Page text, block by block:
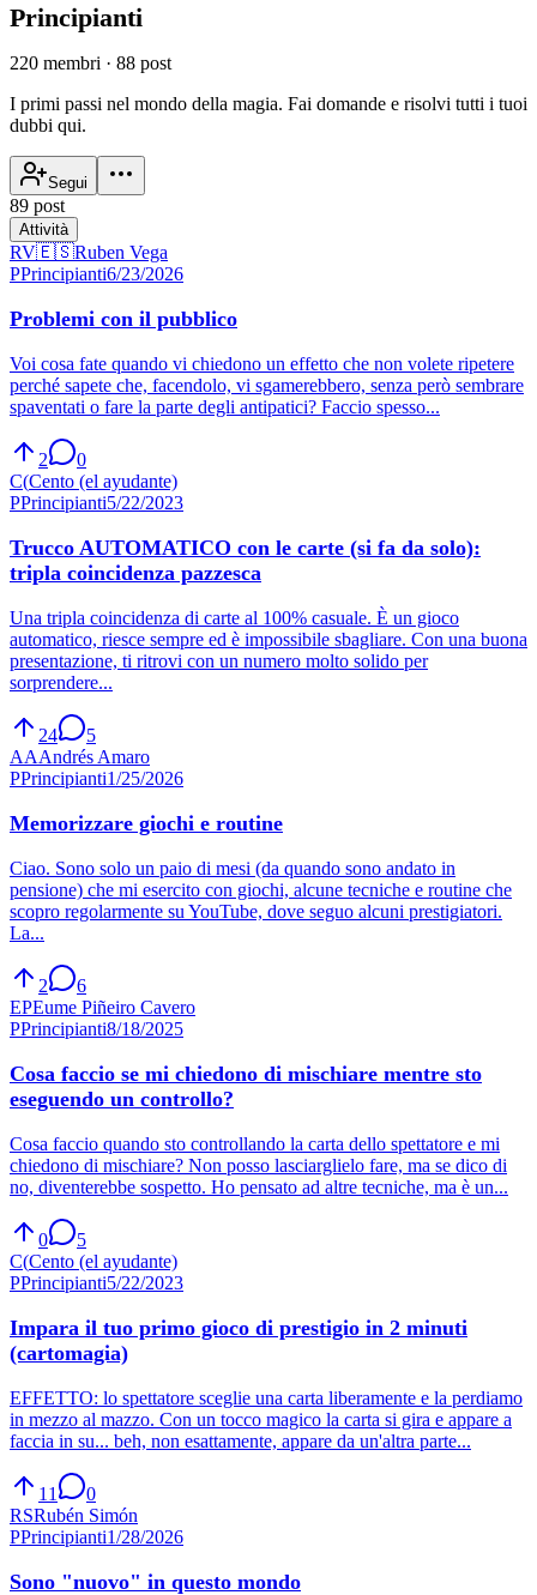
Principianti
220 membri · 88 post
I primi passi nel mondo della magia. Fai domande e risolvi tutti i tuoi
dubbi qui.
Segui
89 post
Attività
RV🇪🇸Ruben Vega
PPrincipianti6/23/2026
Problemi con il pubblico
Voi cosa fate quando vi chiedono un effetto che non volete ripetere
perché sapete che, facendolo, vi sgamerebbero, senza però sembrare
spaventati o fare la parte degli antipatici? Faccio spesso...
2
0
C(Cento (el ayudante)
PPrincipianti5/22/2023
Trucco AUTOMATICO con le carte (si fa da solo):
tripla coincidenza pazzesca
Una tripla coincidenza di carte al 100% casuale. È un gioco
automatico, riesce sempre ed è impossibile sbagliare. Con una buona
presentazione, ti ritrovi con un numero molto solido per
sorprendere...
24
5
AAAndrés Amaro
PPrincipianti1/25/2026
Memorizzare giochi e routine
Ciao. Sono solo un paio di mesi (da quando sono andato in
pensione) che mi esercito con giochi, alcune tecniche e routine che
scopro regolarmente su YouTube, dove seguo alcuni prestigiatori.
La...
2
6
EPEume Piñeiro Cavero
PPrincipianti8/18/2025
Cosa faccio se mi chiedono di mischiare mentre sto
eseguendo un controllo?
Cosa faccio quando sto controllando la carta dello spettatore e mi
chiedono di mischiare? Non posso lasciarglielo fare, ma se dico di
no, diventerebbe sospetto. Ho pensato ad altre tecniche, ma è un...
0
5
C(Cento (el ayudante)
PPrincipianti5/22/2023
Impara il tuo primo gioco di prestigio in 2 minuti
(cartomagia)
EFFETTO: lo spettatore sceglie una carta liberamente e la perdiamo
in mezzo al mazzo. Con un tocco magico la carta si gira e appare a
faccia in su... beh, non esattamente, appare da un'altra parte...
11
0
RSRubén Simón
PPrincipianti1/28/2026
Sono "nuovo" in questo mondo